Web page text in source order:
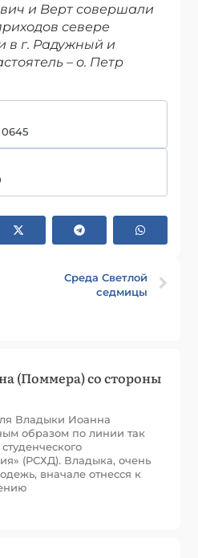
и Верт совершали
севере
в г. Радужный и
– о. Петр
0645
Среда Светлой
седмицы
(Поммера) со стороны
Владыки Иоанна
образом по линии так
(РСХД). Владыка, очень
вначале отнесся к